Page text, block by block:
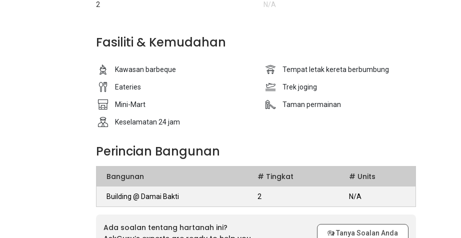
2 N/A
Fasiliti & Kemudahan
Kawasan barbeque Tempat letak kereta berbumbung
Eateries Trek joging
Mini-Mart Taman permainan
Keselamatan 24 jam
Perincian Bangunan
Bangunan # Tingkat # Units
Building @ Damai Bakti 2 N/A
Ada soalan tentang hartanah ini?
Tanya Soalan Anda